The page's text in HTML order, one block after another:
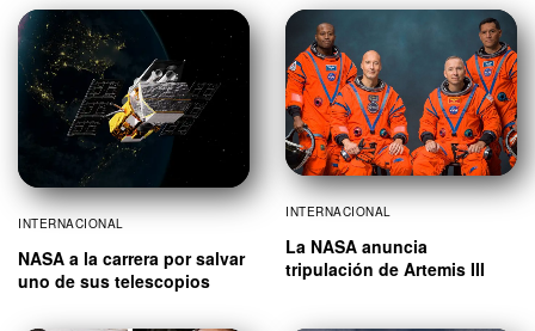
INTERNACIONAL
NASA a la carrera por salvar
uno de sus telescopios
INTERNACIONAL
La NASA anuncia
tripulación de Artemis III